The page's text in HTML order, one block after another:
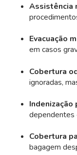
Assistência
Evacuação
em casos
Cobertura
ignoradas,
dependentes
Cobertura
bagagem